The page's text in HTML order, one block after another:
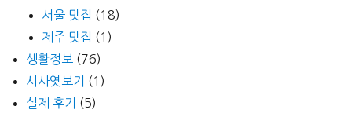
서울 맛집 (18)
제주 맛집 (1)
생활정보 (76)
시사엿보기
(1)
실제 후기
(5)